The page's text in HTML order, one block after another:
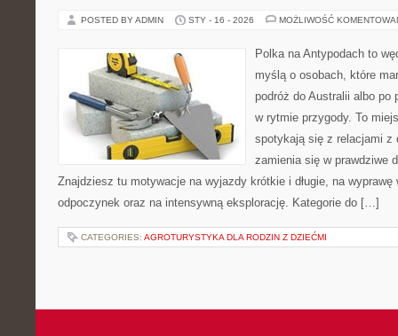
POSTED BY ADMIN STY - 16 - 2026 MOŻLIWOŚĆ
Polka na Antypodach to
myślą o osobach, które
podróż do Australii albo po
w rytmie przygody. To
spotykają się z relacjami z
zamienia się w prawdziwe
Znajdziesz tu motywacje na wyjazdy krótkie i długie, na wyprawę
odpoczynek oraz na intensywną eksplorację. Kategorie do […]
CATEGORIES: AGROTURYSTYKA DLA RODZIN Z DZIEĆMI